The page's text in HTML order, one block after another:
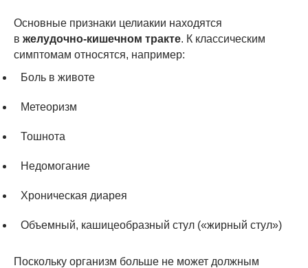
Основные признаки целиакии находятся
в желудочно-кишечном тракте. К классическим
симптомам относятся, например:
Боль в животе
Метеоризм
Тошнота
Недомогание
Хроническая диарея
Объемный, кашицеобразный стул («жирный стул»)
Поскольку организм больше не может должным